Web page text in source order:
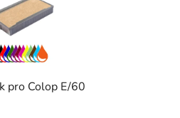
pro Colop E/60